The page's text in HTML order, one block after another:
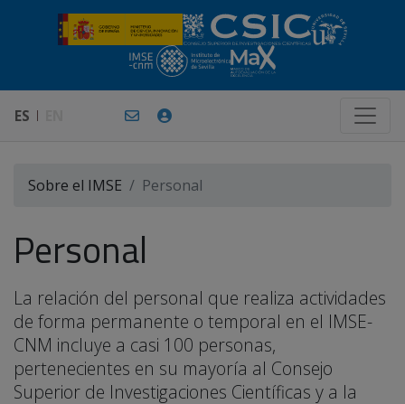
ES
Sobre el IMSE Personal
Personal
La relación del personal que realiza actividades
de forma permanente o temporal en el IMSE-
CNM incluye a casi 100 personas,
pertenecientes en su mayoría al Consejo
Superior de Investigaciones Científicas y a la